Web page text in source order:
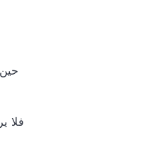
فلا